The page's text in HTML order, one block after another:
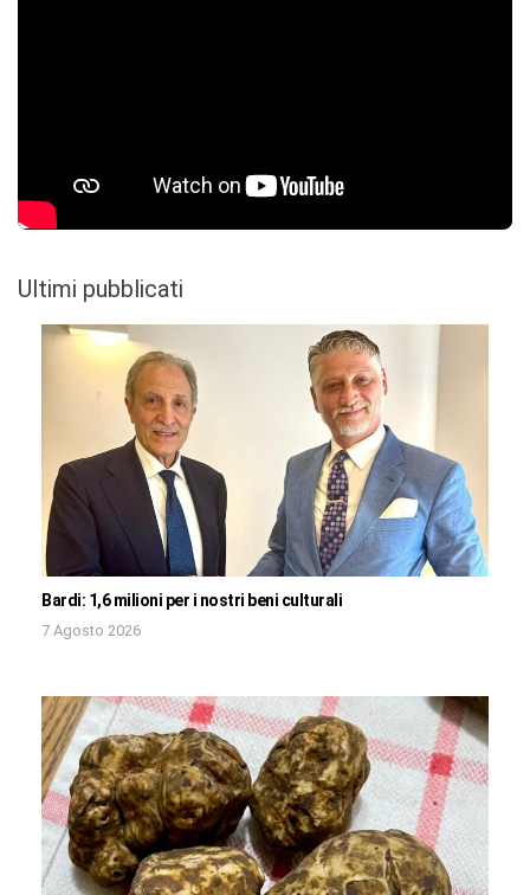
Ultimi pubblicati
Bardi: 1,6 milioni per i nostri beni culturali
7 Agosto 2026